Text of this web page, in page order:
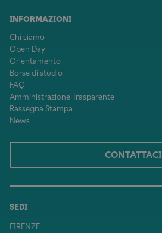
INFORMAZIONI
Chi siamo
Open Day
Orientamento
Borse di studio
FAQ
Amministrazione Trasparente
Rassegna Stampa
News
SEDI
FIRENZE
CONTATTACI